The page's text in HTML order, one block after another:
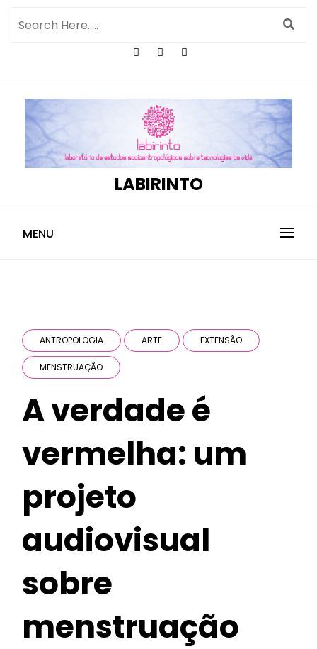
LABIRINTO
MENU
ANTROPOLOGIA ARTE EXTENSÃO
MENSTRUAÇÃO
A verdade é
vermelha: um
projeto
audiovisual
sobre
menstruação